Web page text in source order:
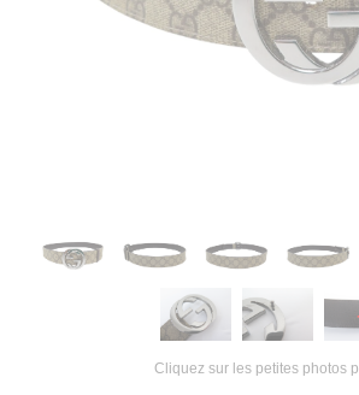
Cliquez sur les petites photos